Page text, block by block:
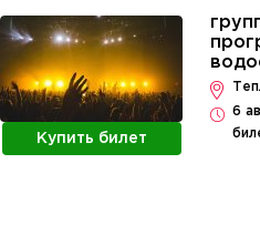
Купить билет
6